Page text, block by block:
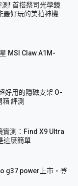
! 首搭蔡司光學鏡
最好玩的美拍神機
MSI Claw A1M-
好用的隱磁支架 O-
評測
實測：Find X9 Ultra
這麼簡單
g37 power上市，登